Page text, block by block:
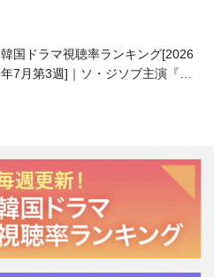
韓国ドラマ視聴率ランキング[2026
年7月第3週]｜ソ・ジソブ主演『エ